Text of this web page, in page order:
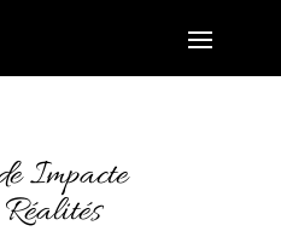
Impacte